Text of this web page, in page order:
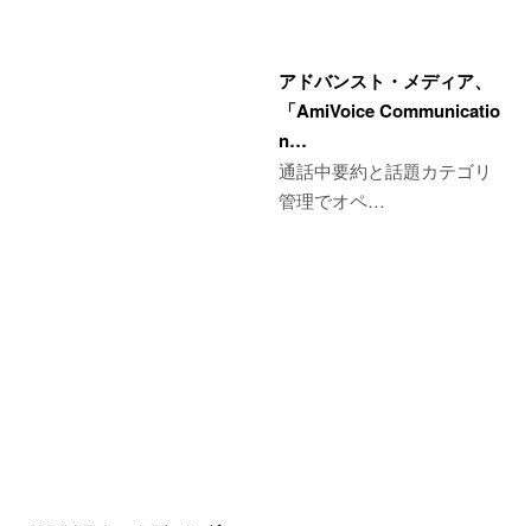
アドバンスト・メディア、
「AmiVoice Communicatio
n…
通話中要約と話題カテゴリ
管理でオペ…